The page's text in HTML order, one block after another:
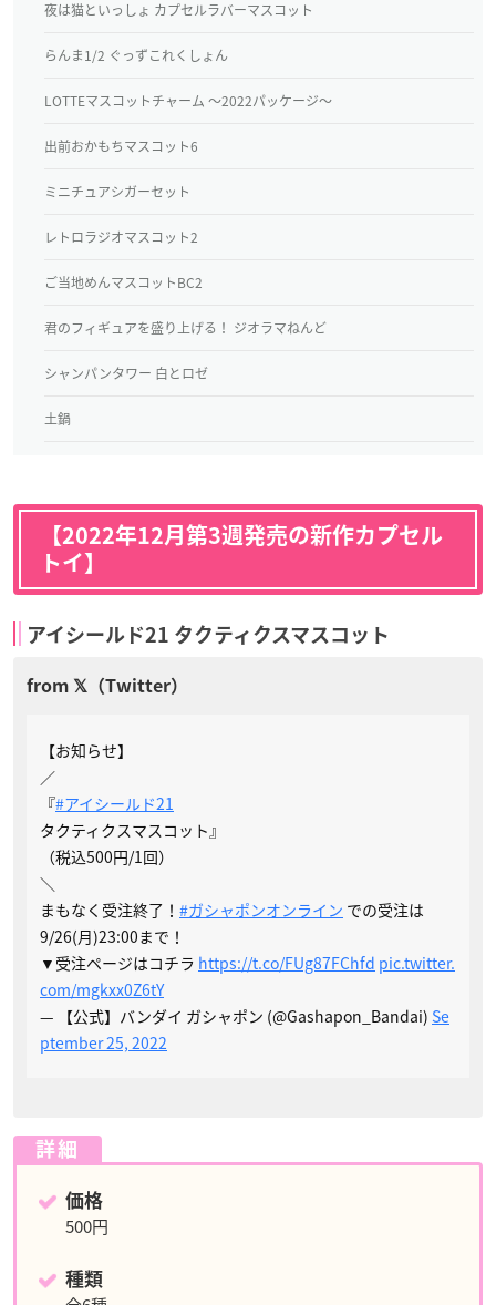
夜は猫といっしょ カプセルラバーマスコット
らんま1/2 ぐっずこれくしょん
LOTTEマスコットチャーム ～2022パッケージ～
出前おかもちマスコット6
ミニチュアシガーセット
レトロラジオマスコット2
ご当地めんマスコットBC2
君のフィギュアを盛り上げる！ ジオラマねんど
シャンパンタワー 白とロゼ
土鍋
【2022年12月第3週発売の新作カプセル
トイ】
アイシールド21 タクティクスマスコット
【お知らせ】
／
『#アイシールド21
タクティクスマスコット』
（税込500円/1回）
＼
まもなく受注終了！ #ガシャポンオンライン での受注は
9/26(月)23:00まで！
▼受注ページはコチラ https://t.co/FUg87FChfd pic.twitter.
com/mgkxx0Z6tY
— 【公式】バンダイ ガシャポン (@Gashapon_Bandai) Se
ptember 25, 2022
詳細
価格
500円
種類